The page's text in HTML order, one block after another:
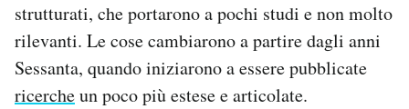
strutturati, che portarono a pochi studi e non molto
rilevanti. Le cose cambiarono a partire dagli anni
Sessanta, quando iniziarono a essere pubblicate
ricercheun poco più estese e articolate.